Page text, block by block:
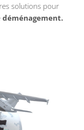
solutions pour
déménagement.